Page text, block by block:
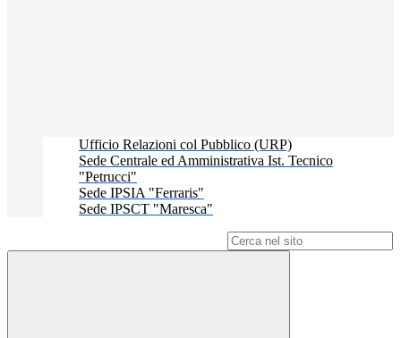
Ufficio Relazioni col Pubblico (URP)
Sede Centrale ed Amministrativa Ist. Tecnico
"Petrucci"
Sede IPSIA "Ferraris"
Sede IPSCT "Maresca"